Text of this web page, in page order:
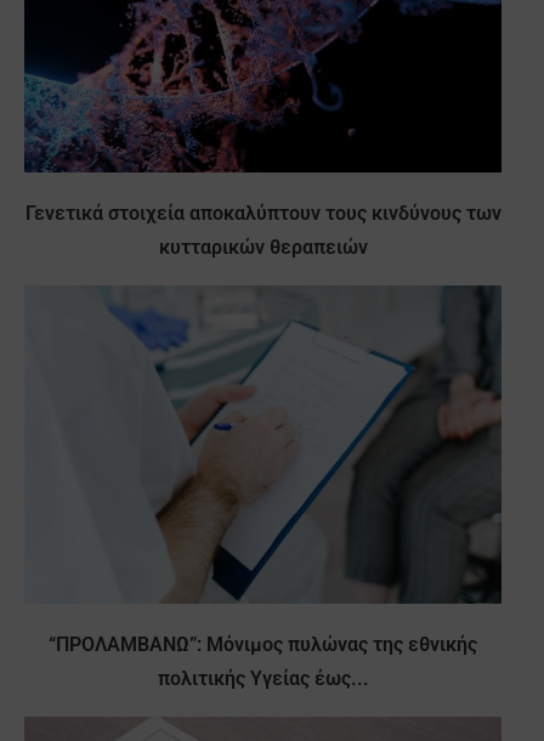
Γενετικά στοιχεία αποκαλύπτουν τους κινδύνους των
κυτταρικών θεραπειών
“ΠΡΟΛΑΜΒΑΝΩ”: Μόνιμος πυλώνας της εθνικής
πολιτικής Υγείας έως...